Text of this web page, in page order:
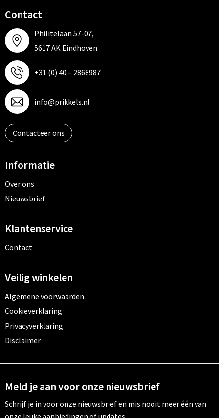
Contact
Philitelaan 57-07,
5617 AK Eindhoven
+31 (0) 40 – 2868987
info@prikkels.nl
Contacteer ons
Informatie
Over ons
Nieuwsbrief
Klantenservice
Contact
Veilig winkelen
Algemene voorwaarden
Cookieverklaring
Privacyverklaring
Disclaimer
Meld je aan voor onze nieuwsbrief
Schrijf je in voor onze nieuwsbrief en mis nooit meer één van
onze leuke aanbiedingen of updates.